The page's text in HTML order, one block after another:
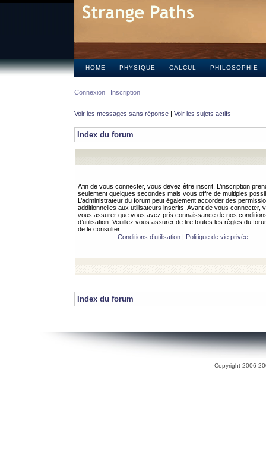
HOME PHYSIQUE CALCUL PHILOSOPHIE
Connexion Inscription
Voir les messages sans réponse | Voir les sujets actifs
Index du forum
Afin de vous connecter, vous devez être inscrit. L’inscription
seulement quelques secondes mais vous offre de multiples
L’administrateur du forum peut également accorder des
additionnelles aux utilisateurs inscrits. Avant de vous connecter,
vous assurer que vous avez pris connaissance de nos
d’utilisation. Veuillez vous assurer de lire toutes les règles du
de le consulter.
Conditions d’utilisation| Politique de vie privée
Index du forum
Copyright 2006-